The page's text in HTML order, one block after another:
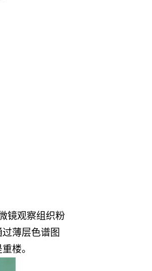
镜观察组织粉
薄层色谱图
楼。